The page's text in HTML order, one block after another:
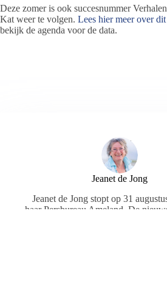
Deze zomer is ook succesnummer
Kat weer te volgen. Lees hier meer over
bekijk de agenda voor de data.
Jeanet de Jong
Jeanet de Jong stopt op 31
haar Persbureau Ameland. De